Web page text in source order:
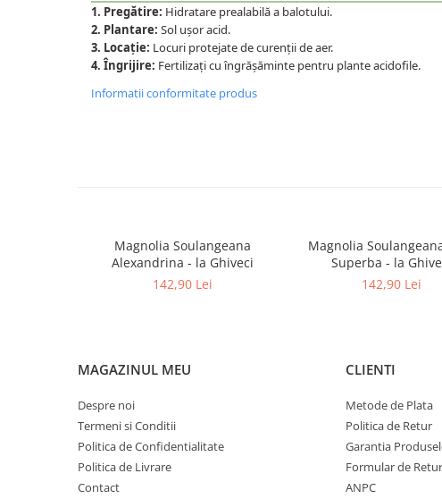
1. Pregătire: Hidratare prealabilă a balotului.
2. Plantare: Sol ușor acid.
3. Locație: Locuri protejate de curenții de aer.
4. Îngrijire: Fertilizați cu îngrășăminte pentru plante acidofile.
Informatii conformitate produs
Magnolia Soulangeana
Alexandrina - la Ghiveci
142,90 Lei
Magnolia
Superba - la
142,90 Lei
MAGAZINUL MEU
Despre noi
Termeni si Conditii
Politica de Confidentialitate
Politica de Livrare
Contact
CLIENTI
Metode de Plata
Politica de Retur
Garantia
Formular de Retur
ANPC